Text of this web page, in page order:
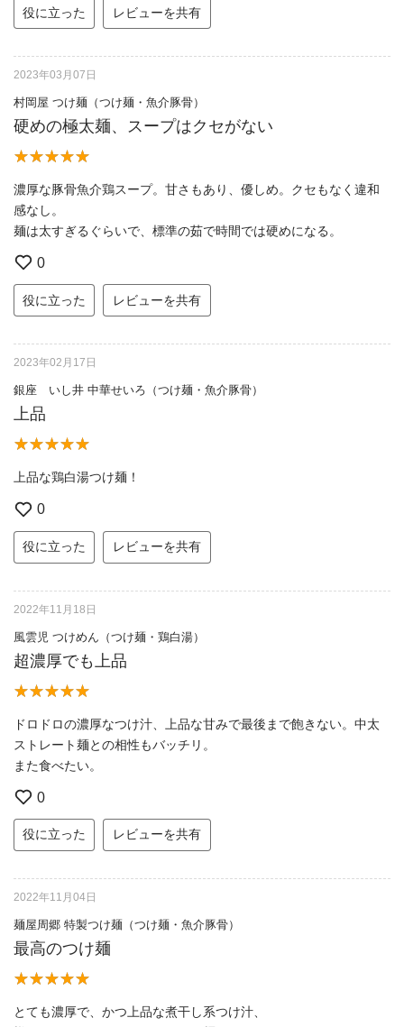
役に立った レビューを共有
2023年03月07日
村岡屋 つけ麺（つけ麺・魚介豚骨）
硬めの極太麺、スープはクセがない
濃厚な豚骨魚介鶏スープ。甘さもあり、優しめ。クセもなく違和
感なし。
麺は太すぎるぐらいで、標準の茹で時間では硬めになる。
0
役に立った レビューを共有
2023年02月17日
銀座 いし井 中華せいろ（つけ麺・魚介豚骨）
上品
上品な鶏白湯つけ麺！
0
役に立った レビューを共有
2022年11月18日
風雲児 つけめん（つけ麺・鶏白湯）
超濃厚でも上品
ドロドロの濃厚なつけ汁、上品な甘みで最後まで飽きない。中太
ストレート麺との相性もバッチリ。
また食べたい。
0
役に立った レビューを共有
2022年11月04日
麺屋周郷 特製つけ麺（つけ麺・魚介豚骨）
最高のつけ麺
とても濃厚で、かつ上品な煮干し系つけ汁、